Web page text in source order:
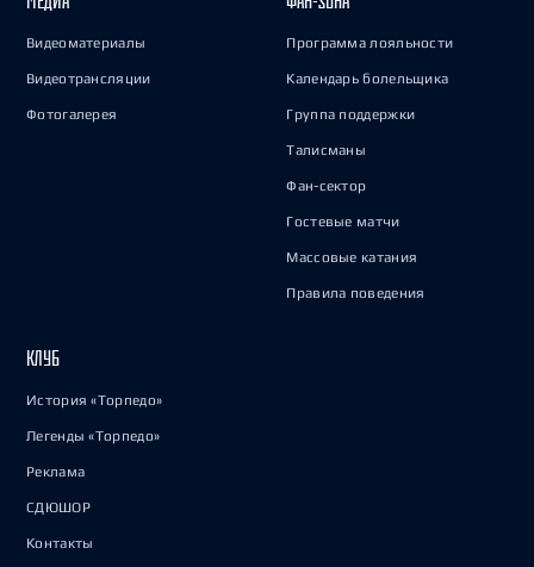
Видеоматериалы
Видеотрансляции
Фотогалерея
Программа лояльности
Календарь болельщика
Группа поддержки
Талисманы
Фан-сектор
Гостевые матчи
Массовые катания
Правила поведения
КЛУБ
История «Торпедо»
Легенды «Торпедо»
Реклама
СДЮШОР
Контакты